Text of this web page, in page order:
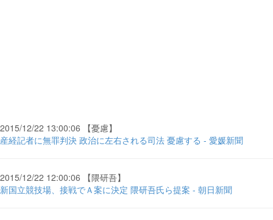
2015/12/22 13:00:06 【憂慮】
産経記者に無罪判決 政治に左右される司法 憂慮する - 愛媛新聞
2015/12/22 12:00:06 【隈研吾】
新国立競技場、接戦でＡ案に決定 隈研吾氏ら提案 - 朝日新聞